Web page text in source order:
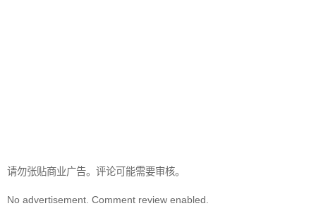
请勿张贴商业广告。评论可能需要审核。
No advertisement. Comment review enabled.